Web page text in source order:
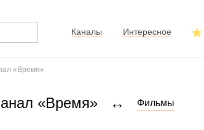
Каналы Интересное
«Время»
«Время» ↔ Фильмы